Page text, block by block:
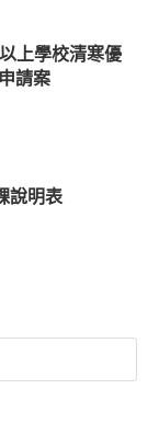
上學校清寒優
請案
說明表